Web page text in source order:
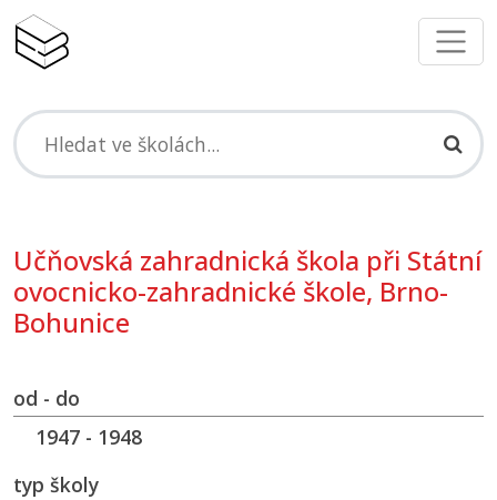
Učňovská zahradnická škola při Státní
ovocnicko-zahradnické škole, Brno-
Bohunice
od - do
1947 - 1948
typ školy